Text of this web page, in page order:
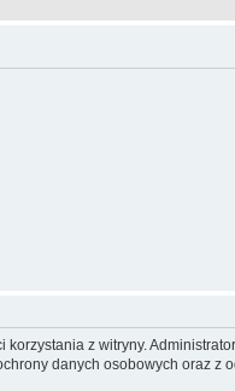
z witryny.
danych osobowych oraz z